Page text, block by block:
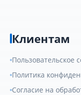
Клиентам
Пользовательское
Политика
Согласие на